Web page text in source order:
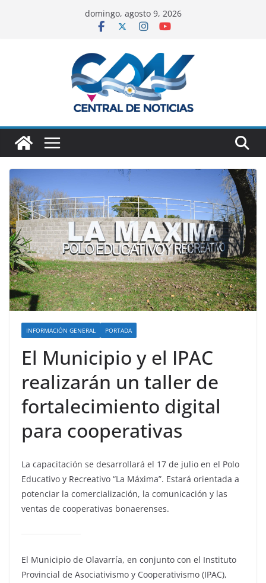
domingo, agosto 9, 2026
INFORMACIÓN GENERAL PORTADA
El Municipio y el IPAC
realizarán un taller de
fortalecimiento digital
para cooperativas
La capacitación se desarrollará el 17 de julio en el Polo
Educativo y Recreativo “La Máxima”. Estará orientada a
potenciar la comercialización, la comunicación y las
ventas de cooperativas bonaerenses.
El Municipio de Olavarría, en conjunto con el Instituto
Provincial de Asociativismo y Cooperativismo (IPAC),